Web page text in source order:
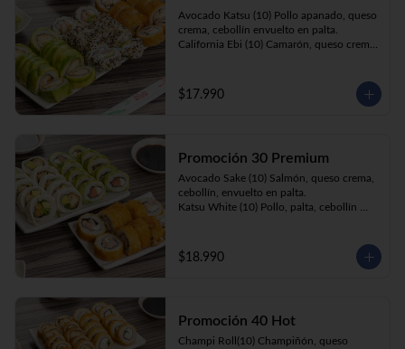
crema envuelto en panko.
Avocado Katsu (10) Pollo apanado, queso
crema, cebollín envuelto en palta.
California Ebi (10) Camarón, queso crema,
crema, cebollín, apanado en panko.
$17.990
Promoción 30 Premium
Avocado Sake (10) Salmón, queso crema,
cebollín, envuelto en palta.
Katsu White (10) Pollo, palta, cebollín
cebollín, apanado en panko.
$18.990
Promoción 40 Hot
Champi Roll(10) Champiñón, queso